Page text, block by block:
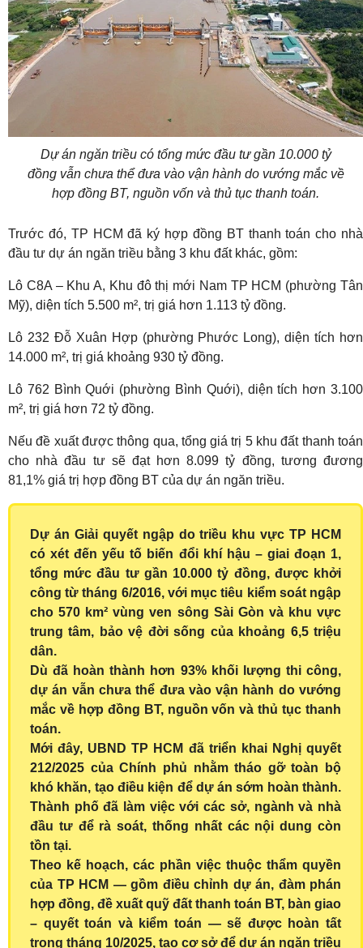
Dự án ngăn triều có tổng mức đầu tư gần 10.000 tỷ
đồng vẫn chưa thể đưa vào vận hành do vướng mắc về
hợp đồng BT, nguồn vốn và thủ tục thanh toán.
Trước đó, TP HCM đã ký hợp đồng BT thanh toán cho nhà
đầu tư dự án ngăn triều bằng 3 khu đất khác, gồm:
Lô C8A – Khu A, Khu đô thị mới Nam TP HCM (phường Tân
Mỹ), diện tích 5.500 m², trị giá hơn 1.113 tỷ đồng.
Lô 232 Đỗ Xuân Hợp (phường Phước Long), diện tích hơn
14.000 m², trị giá khoảng 930 tỷ đồng.
Lô 762 Bình Quới (phường Bình Quới), diện tích hơn 3.100
m², trị giá hơn 72 tỷ đồng.
Nếu đề xuất được thông qua, tổng giá trị 5 khu đất thanh toán
cho nhà đầu tư sẽ đạt hơn 8.099 tỷ đồng, tương đương
81,1% giá trị hợp đồng BT của dự án ngăn triều.
Dự án Giải quyết ngập do triều khu vực TP HCM
có xét đến yếu tố biến đổi khí hậu – giai đoạn 1,
tổng mức đầu tư gần 10.000 tỷ đồng, được khởi
công từ tháng 6/2016, với mục tiêu kiểm soát ngập
cho 570 km² vùng ven sông Sài Gòn và khu vực
trung tâm, bảo vệ đời sống của khoảng 6,5 triệu
dân.
Dù đã hoàn thành hơn 93% khối lượng thi công,
dự án vẫn chưa thể đưa vào vận hành do vướng
mắc về hợp đồng BT, nguồn vốn và thủ tục thanh
toán.
Mới đây, UBND TP HCM đã triển khai Nghị quyết
212/2025 của Chính phủ nhằm tháo gỡ toàn bộ
khó khăn, tạo điều kiện để dự án sớm hoàn thành.
Thành phố đã làm việc với các sở, ngành và nhà
đầu tư để rà soát, thống nhất các nội dung còn
tồn tại.
Theo kế hoạch, các phần việc thuộc thẩm quyền
của TP HCM — gồm điều chỉnh dự án, đàm phán
hợp đồng, đề xuất quỹ đất thanh toán BT, bàn giao
– quyết toán và kiểm toán — sẽ được hoàn tất
trong tháng 10/2025, tạo cơ sở để dự án ngăn triều